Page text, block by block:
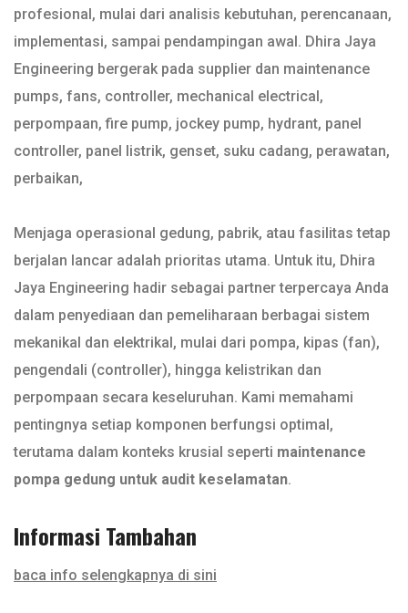
profesional, mulai dari analisis kebutuhan, perencanaan,
implementasi, sampai pendampingan awal. Dhira Jaya
Engineering bergerak pada supplier dan maintenance
pumps, fans, controller, mechanical electrical,
perpompaan, fire pump, jockey pump, hydrant, panel
controller, panel listrik, genset, suku cadang, perawatan,
perbaikan,
Menjaga operasional gedung, pabrik, atau fasilitas tetap
berjalan lancar adalah prioritas utama. Untuk itu, Dhira
Jaya Engineering hadir sebagai partner terpercaya Anda
dalam penyediaan dan pemeliharaan berbagai sistem
mekanikal dan elektrikal, mulai dari pompa, kipas (fan),
pengendali (controller), hingga kelistrikan dan
perpompaan secara keseluruhan. Kami memahami
pentingnya setiap komponen berfungsi optimal,
terutama dalam konteks krusial seperti maintenance
pompa gedung untuk audit keselamatan.
Informasi Tambahan
baca info selengkapnya di sini